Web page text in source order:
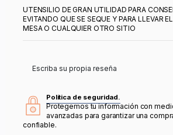
UTENSILIO DE GRAN UTILIDAD PARA
EVITANDO QUE SE SEQUE Y PARA LLEVAR
MESA O CUALQUIER OTRO SITIO
Escriba su propia reseña
Política de seguridad.
Protegemos tu información con
avanzadas para garantizar una
confiable.